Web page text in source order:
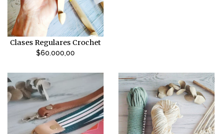
Clases Regulares Crochet
$60.000,00